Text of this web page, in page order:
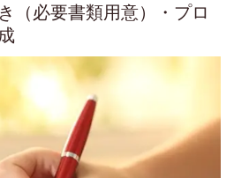
（必要書類用意）・プロ